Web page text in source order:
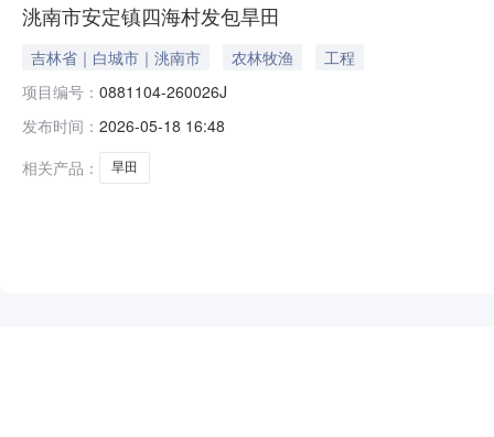
洮南市安定镇四海村发包旱田
吉林省｜白城市｜洮南市 农林牧渔
工程
项目编号： 0881104-260026J
发布时间： 2026-05-18 16:48
相关产品：
旱田